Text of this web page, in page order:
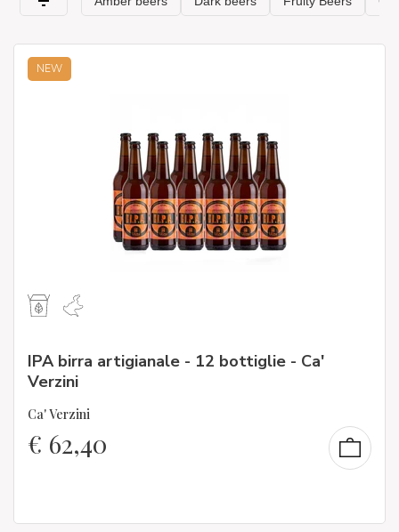
NEW
IPA birra artigianale - 12 bottiglie - Ca'
Verzini
Ca' Verzini
€ 62,40